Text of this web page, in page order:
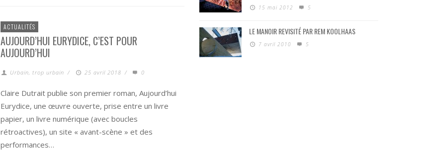
ACTUALITÉS
AUJOURD’HUI EURYDICE, C’EST POUR
AUJOURD’HUI
Urbain, trop urbain / 25 avril 2018 / 0
Claire Dutrait publie son premier roman, Aujourd’hui
Eurydice, une œuvre ouverte, prise entre un livre
papier, un livre numérique (avec boucles
rétroactives), un site « avant-scène » et des
performances…
15 mai 2012 5
LE MANOIR REVISITÉ PAR REM KOOLHAAS
7 avril 2010 5